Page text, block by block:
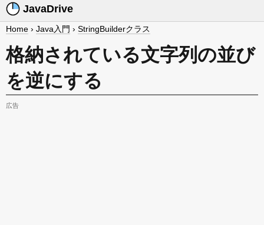
JavaDrive
Home › Java入門 › StringBuilderクラス
格納されている文字列の並び
を逆にする
広告